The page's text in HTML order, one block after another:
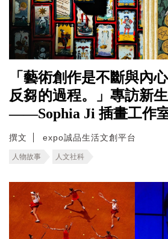
「藝術創作是不斷與內
反芻的過程。」專訪新
——Sophia Ji 插畫工作
撰文 expo誠品生活文創平台
人物故事 人文社科